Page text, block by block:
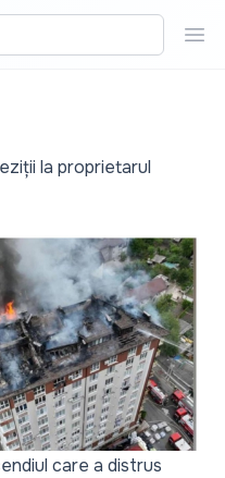
la proprietarul
care a distrus